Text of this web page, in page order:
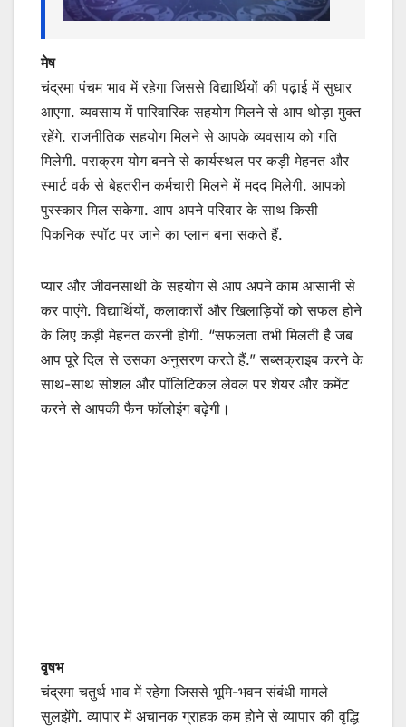
मेष
चंद्रमा पंचम भाव में रहेगा जिससे विद्यार्थियों की पढ़ाई में सुधार
आएगा. व्यवसाय में पारिवारिक सहयोग मिलने से आप थोड़ा मुक्त
रहेंगे. राजनीतिक सहयोग मिलने से आपके व्यवसाय को गति
मिलेगी. पराक्रम योग बनने से कार्यस्थल पर कड़ी मेहनत और
स्मार्ट वर्क से बेहतरीन कर्मचारी मिलने में मदद मिलेगी. आपको
पुरस्कार मिल सकेगा. आप अपने परिवार के साथ किसी
पिकनिक स्पॉट पर जाने का प्लान बना सकते हैं.
प्यार और जीवनसाथी के सहयोग से आप अपने काम आसानी से
कर पाएंगे. विद्यार्थियों, कलाकारों और खिलाड़ियों को सफल होने
के लिए कड़ी मेहनत करनी होगी. “सफलता तभी मिलती है जब
आप पूरे दिल से उसका अनुसरण करते हैं.” सब्सक्राइब करने के
साथ-साथ सोशल और पॉलिटिकल लेवल पर शेयर और कमेंट
करने से आपकी फैन फॉलोइंग बढ़ेगी।
वृषभ
चंद्रमा चतुर्थ भाव में रहेगा जिससे भूमि-भवन संबंधी मामले
सुलझेंगे. व्यापार में अचानक ग्राहक कम होने से व्यापार की वृद्धि